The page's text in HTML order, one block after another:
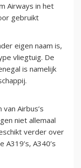
Airways in het
gebruikt
eigen naam is,
vliegtuig. De
is namelijk
Airbus’s
niet allemaal
verder over
A340’s